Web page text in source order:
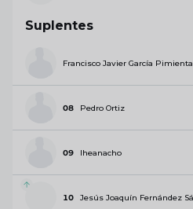
Suplentes
Francisco Javier García Pimienta
08 Pedro Ortiz
09 Iheanacho
10